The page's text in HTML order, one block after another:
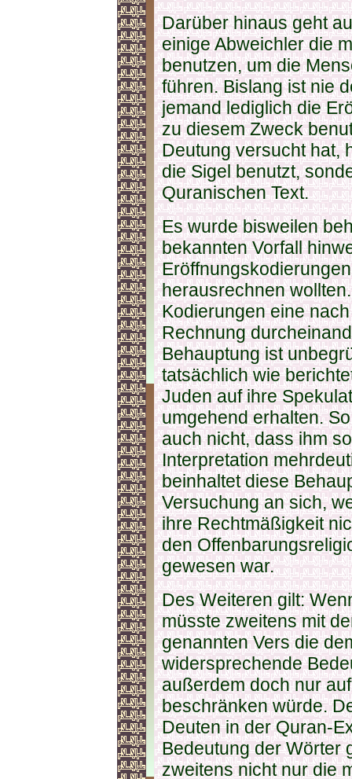
Darüber hinaus geht
einige Abweichler die
benutzen, um die
führen. Bislang ist nie
jemand lediglich die
zu diesem Zweck
Deutung versucht hat,
die Sigel benutzt,
Quranischen Text.
Es wurde bisweilen
bekannten Vorfall
herausrechnen
Kodierungen eine
Rechnung
Behauptung ist
tatsächlich wie
Juden auf ihre
umgehend erhalten.
auch nicht, dass ihm
Interpretation
beinhaltet diese
Versuchung an sich,
ihre Rechtmäßigkeit
den
gewesen war.
Des Weiteren gilt:
müsste zweitens mit
genannten Vers die
widersprechende
außerdem doch nur
beschränken würde.
Deuten in der Quran-
Bedeutung der Wörter
zweitens nicht nur die